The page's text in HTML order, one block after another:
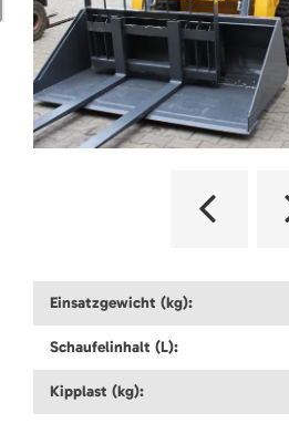
Einsatzgewicht (kg):
Schaufelinhalt (L):
Kipplast (kg):